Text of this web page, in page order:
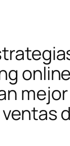
online